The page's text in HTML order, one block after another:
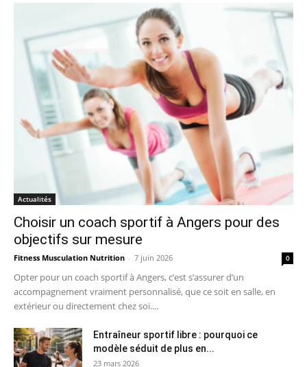
Actualités
Choisir un coach sportif à Angers pour des
objectifs sur mesure
Fitness Musculation Nutrition - 7 juin 2026 0
Opter pour un coach sportif à Angers, c’est s’assurer d’un
accompagnement vraiment personnalisé, que ce soit en salle, en
extérieur ou directement chez soi....
Entraîneur sportif libre : pourquoi ce
modèle séduit de plus en...
23 mars 2026